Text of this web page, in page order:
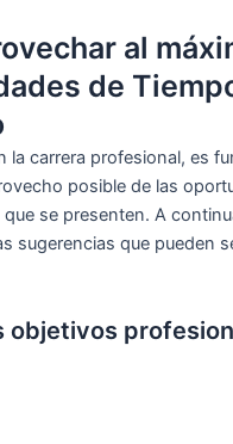
al
de
la carrera profesional, es
posible de las
se presenten. A
sugerencias que pueden
objetivos